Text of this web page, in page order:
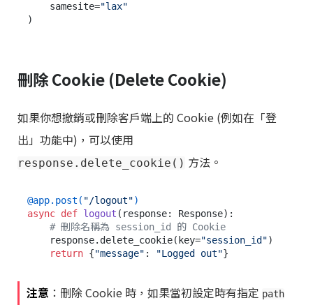
    samesite=
"lax"
刪除 Cookie (Delete Cookie)
如果你想撤銷或刪除客戶端上的 Cookie (例如在「登
出」功能中)，可以使用
response.delete_cookie() 方法。
@app.post( "/logout")
async def logout ( response: Response):
# 刪除名稱為 session_id 的 Cookie
    response.delete_cookie(key=
"session_id")
return {"message" : "Logged out"
注意 ：刪除 Cookie 時，如果當初設定時有指定 path